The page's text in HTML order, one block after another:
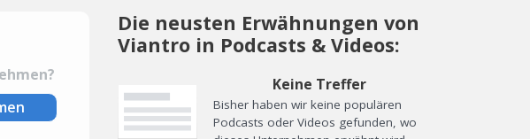
Die neusten Erwähnungen von
Viantro in Podcasts & Videos:
Keine Treffer
Bisher haben wir keine populären
Podcasts oder Videos gefunden, wo